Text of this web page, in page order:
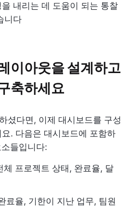
내리는 데 도움이 되는 통찰
니다
이아웃을 설계하고
축하세요
셨다면, 이제 대시보드를 구성
. 다음은 대시보드에 포함하
들입니다:
체 프로젝트 상태, 완료율, 달
료율, 기한이 지난 업무, 팀원